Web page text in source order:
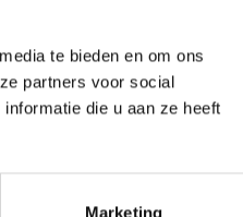
te bieden en om ons
partners voor social
die u aan ze heeft
Marketing